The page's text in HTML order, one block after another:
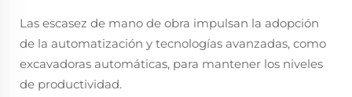
Las escasez de mano de obra impulsan la adopción
de la automatización y tecnologías avanzadas, como
excavadoras automáticas, para mantener los niveles
de productividad.